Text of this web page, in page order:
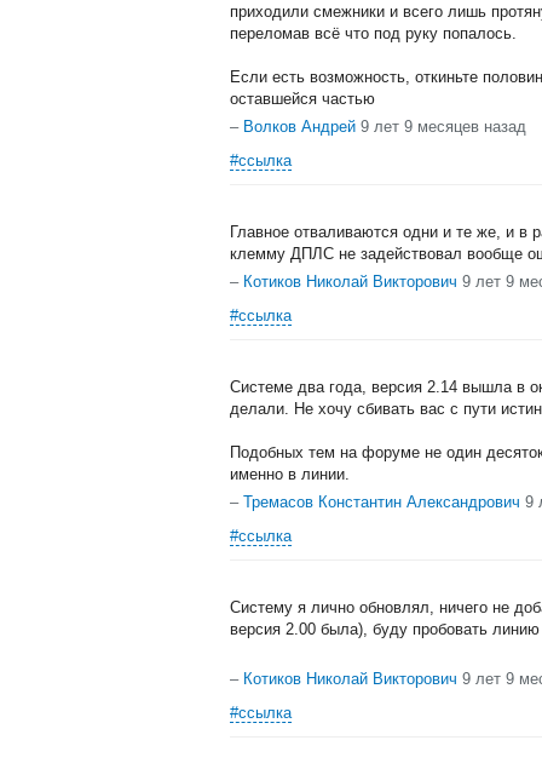
приходили смежники и всего лишь
переломав всё что под руку попалось.
Если есть возможность, откиньте
оставшейся частью
– Волков Андрей 9 лет 9 месяцев назад
#ссылка
Главное отваливаются одни и те же, и в
клемму ДПЛС не задействовал вообще
– Котиков Николай Викторович 9 лет 9
#ссылка
Системе два года, версия 2.14 вышла в
делали. Не хочу сбивать вас с пути
Подобных тем на форуме не один
именно в линии.
– Тремасов Константин Александрович 9
#ссылка
Систему я лично обновлял, ничего не
версия 2.00 была), буду пробовать линию
– Котиков Николай Викторович 9 лет 9
#ссылка